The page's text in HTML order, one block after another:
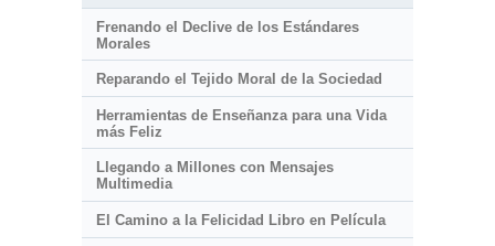
Frenando el Declive de los Estándares
Morales
Reparando el Tejido Moral de la Sociedad
Herramientas de Enseñanza para una Vida
más Feliz
Llegando a Millones con Mensajes
Multimedia
El Camino a la Felicidad Libro en Película